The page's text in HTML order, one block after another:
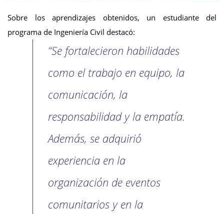
Sobre los aprendizajes obtenidos, un estudiante del
programa de Ingeniería Civil destacó:
“Se fortalecieron habilidades
como el trabajo en equipo, la
comunicación, la
responsabilidad y la empatía.
Además, se adquirió
experiencia en la
organización de eventos
comunitarios y en la